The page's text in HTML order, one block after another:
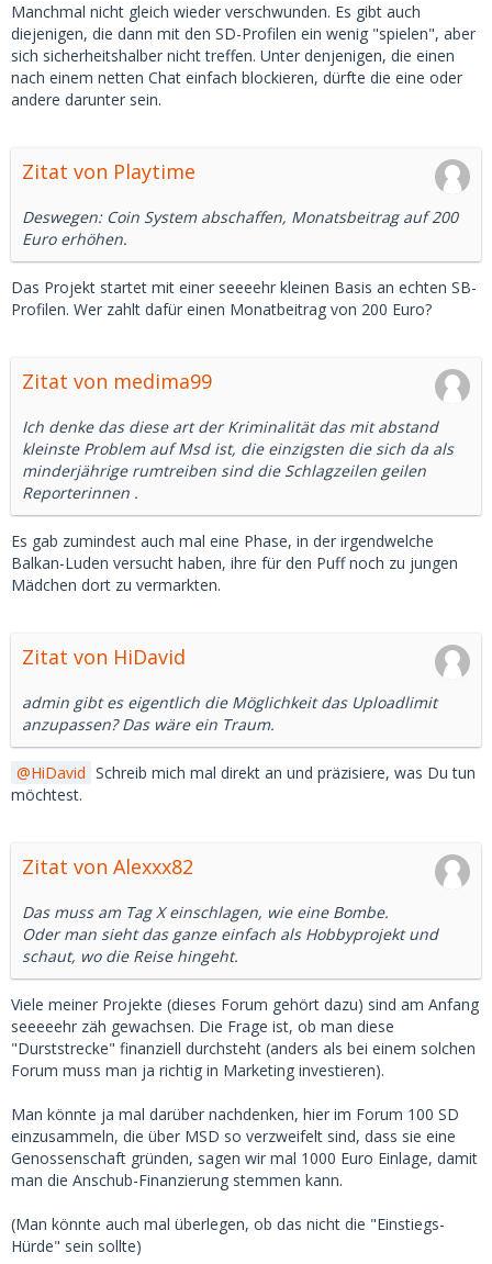
Manchmal nicht gleich wieder verschwunden. Es gibt auch
diejenigen, die dann mit den SD-Profilen ein wenig "spielen", aber
sich sicherheitshalber nicht treffen. Unter denjenigen, die einen
nach einem netten Chat einfach blockieren, dürfte die eine oder
andere darunter sein.
Zitat von Playtime
Deswegen: Coin System abschaffen, Monatsbeitrag auf 200
Euro erhöhen.
Das Projekt startet mit einer seeeehr kleinen Basis an echten SB-
Profilen. Wer zahlt dafür einen Monatbeitrag von 200 Euro?
Zitat von medima99
Ich denke das diese art der Kriminalität das mit abstand
kleinste Problem auf Msd ist, die einzigsten die sich da als
minderjährige rumtreiben sind die Schlagzeilen geilen
Reporterinnen .
Es gab zumindest auch mal eine Phase, in der irgendwelche
Balkan-Luden versucht haben, ihre für den Puff noch zu jungen
Mädchen dort zu vermarkten.
Zitat von HiDavid
admin gibt es eigentlich die Möglichkeit das Uploadlimit
anzupassen? Das wäre ein Traum.
HiDavid Schreib mich mal direkt an und präzisiere, was Du tun
möchtest.
Zitat von Alexxx82
Das muss am Tag X einschlagen, wie eine Bombe.
Oder man sieht das ganze einfach als Hobbyprojekt und
schaut, wo die Reise hingeht.
Viele meiner Projekte (dieses Forum gehört dazu) sind am Anfang
seeeeehr zäh gewachsen. Die Frage ist, ob man diese
"Durststrecke" finanziell durchsteht (anders als bei einem solchen
Forum muss man ja richtig in Marketing investieren).
Man könnte ja mal darüber nachdenken, hier im Forum 100 SD
einzusammeln, die über MSD so verzweifelt sind, dass sie eine
Genossenschaft gründen, sagen wir mal 1000 Euro Einlage, damit
man die Anschub-Finanzierung stemmen kann.
(Man könnte auch mal überlegen, ob das nicht die "Einstiegs-
Hürde" sein sollte)